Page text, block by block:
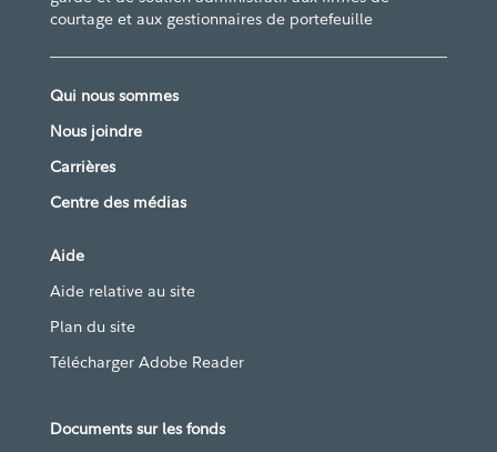
courtage et aux gestionnaires de portefeuille
Qui nous sommes
Nous joindre
Carrières
Centre des médias
Aide
Aide relative au site
Plan du site
Télécharger Adobe Reader
Documents sur les fonds